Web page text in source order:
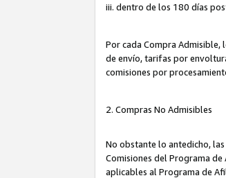
iii. dentro de los 180 días
Por cada Compra Admisible,
de envío, tarifas por
comisiones por
2. Compras No Admisibles
No obstante lo antedicho,
Comisiones del Programa
aplicables al Programa de